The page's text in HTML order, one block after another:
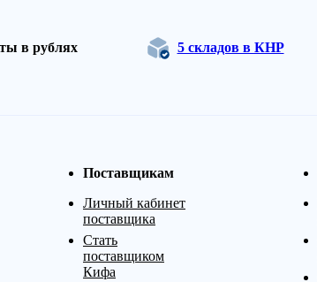
в рублях 5 складов в КНР
Поставщикам
Личный кабинет
поставщика
Стать
поставщиком
Кифа